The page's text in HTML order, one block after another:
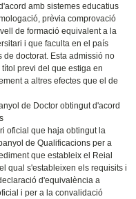
amb sistemes educatius
prèvia comprovació
de formació equivalent a la
i que faculta en el país
doctorat. Esta admissió no
previ del que estiga en
a altres efectes que el de
de Doctor obtingut d'acord
oficial que haja obtingut la
de Qualificacions per a
que estableix el Reial
qual s'estableixen els requisits i
d'equivalència a
i per a la convalidació